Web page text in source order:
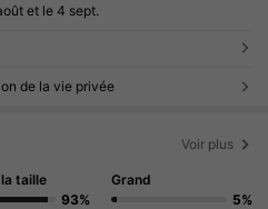
et le 4 sept.
de la vie privée
Voir plus
taille
93%
Grand
5%